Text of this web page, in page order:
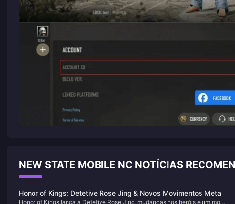
NEW STATE MOBILE NC NOTÍCIAS
Honor of Kings: Detetive Rose Jing & Novos Movimentos Meta
Honor of Kings lança a Detetive Rose Jing, mudanças nos heróis e um modo